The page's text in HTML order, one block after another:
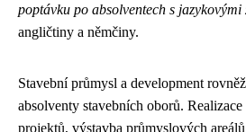
poptávku po absolventech s jazykovými
angličtiny a němčiny.
Stavební průmysl a development
absolventy stavebních oborů.
projektů, výstavba průmyslových